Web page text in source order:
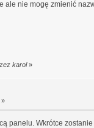
ale nie mogę zmienić
karol»
»
panelu. Wkrótce